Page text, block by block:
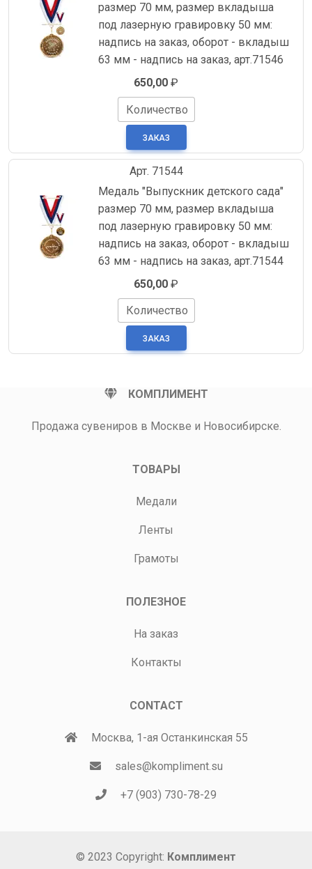
размер 70 мм, размер вкладыша
под лазерную гравировку 50 мм:
надпись на заказ, оборот - вкладыш
63 мм - надпись на заказ, арт.71546
650,00 ₽
Количество
Арт. 71544
Медаль "Выпускник детского сада"
размер 70 мм, размер вкладыша
под лазерную гравировку 50 мм:
надпись на заказ, оборот - вкладыш
63 мм - надпись на заказ, арт.71544
650,00 ₽
Количество
КОМПЛИМЕНТ
Продажа сувениров в Москве и Новосибирске.
ТОВАРЫ
Медали
Ленты
Грамоты
ПОЛЕЗНОЕ
На заказ
Контакты
CONTACT
Москва, 1-ая Останкинская 55
sales@kompliment.su
+7 (903) 730-78-29
© 2023 Copyright: Комплимент